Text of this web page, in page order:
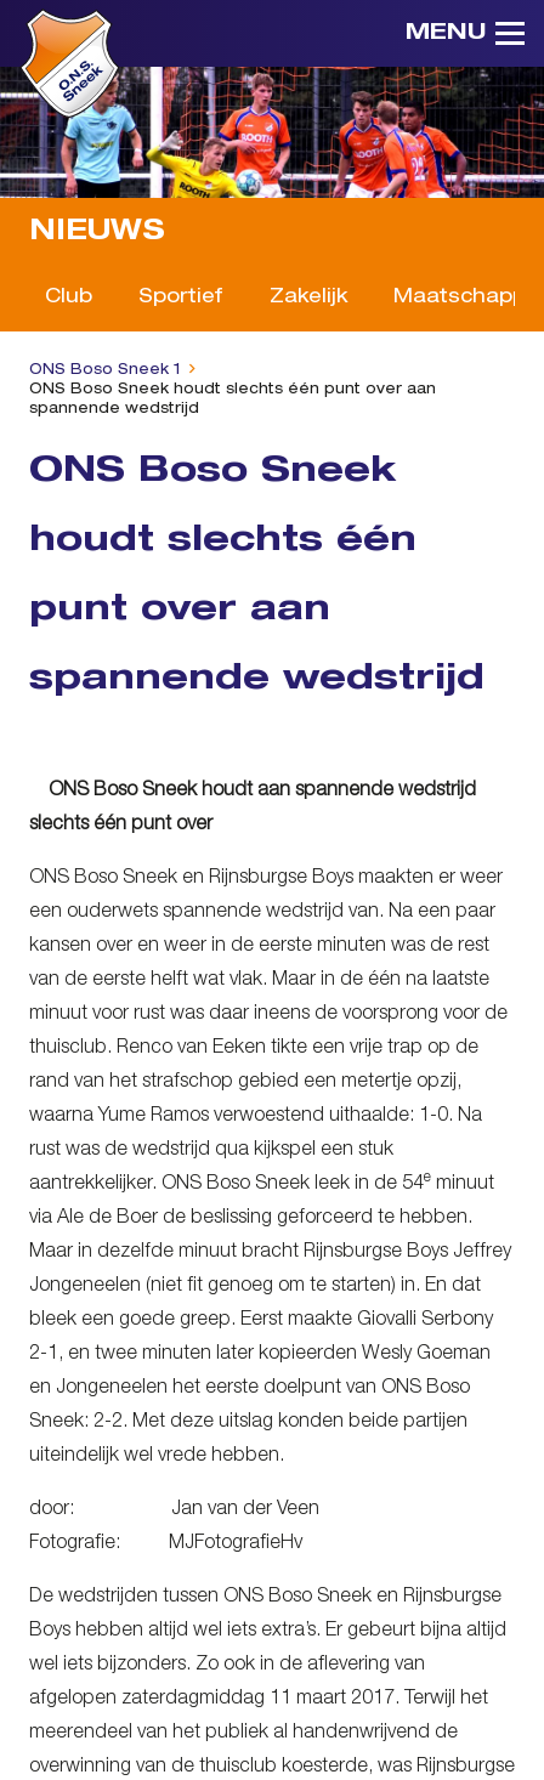
MENU
NIEUWS
Club Sportief Zakelijk
ONS Boso Sneek 1
ONS Boso Sneek houdt slechts één punt over aan
spannende wedstrijd
ONS Boso Sneek
houdt slechts één
punt over aan
spannende wedstrijd
ONS Boso Sneek houdt aan spannende wedstrijd
slechts één punt over
ONS Boso Sneek en Rijnsburgse Boys maakten er weer
een ouderwets spannende wedstrijd van. Na een paar
kansen over en weer in de eerste minuten was de rest
van de eerste helft wat vlak. Maar in de één na laatste
minuut voor rust was daar ineens de voorsprong voor de
thuisclub. Renco van Eeken tikte een vrije trap op de
rand van het strafschop gebied een metertje opzij,
waarna Yume Ramos verwoestend uithaalde: 1-0. Na
rust was de wedstrijd qua kijkspel een stuk
aantrekkelijker. ONS Boso Sneek leek in de 54e minuut
via Ale de Boer de beslissing geforceerd te hebben.
Maar in dezelfde minuut bracht Rijnsburgse Boys Jeffrey
Jongeneelen (niet fit genoeg om te starten) in. En dat
bleek een goede greep. Eerst maakte Giovalli Serbony
2-1, en twee minuten later kopieerden Wesly Goeman
en Jongeneelen het eerste doelpunt van ONS Boso
Sneek: 2-2. Met deze uitslag konden beide partijen
uiteindelijk wel vrede hebben.
door: Jan van der Veen
Fotografie: MJFotografieHv
De wedstrijden tussen ONS Boso Sneek en Rijnsburgse
Boys hebben altijd wel iets extra’s. Er gebeurt bijna altijd
wel iets bijzonders. Zo ook in de aflevering van
afgelopen zaterdagmiddag 11 maart 2017. Terwijl het
meerendeel van het publiek al handenwrijvend de
overwinning van de thuisclub koesterde, was Rijnsburgse